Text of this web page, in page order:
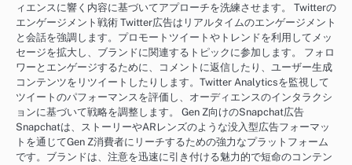
ィエンスに響く内容に基づいてアプローチを洗練させます。 Twitterの
エンゲージメント戦術 Twitter広告はリアルタイムのエンゲージメント
と会話を強調します。プロモートツイートやトレンドを利用してメッ
セージを拡大し、ブランドに関連するトピックに参加します。 フォロ
ワーとエンゲージするために、コメントに返信したり、ユーザー生成
コンテンツをリツイートしたりします。Twitter Analyticsを監視して
ツイートのパフォーマンスを評価し、オーディエンスのインタラクシ
ョンに基づいて戦略を調整します。 Gen Z向けのSnapchat広告
Snapchatは、ストーリーやARレンズのような没入型広告フォーマッ
トを通じてGen Z消費者にリーチするための強力なプラットフォーム
です。ブランドは、注意を迅速に引き付ける魅力的で短命のコンテン